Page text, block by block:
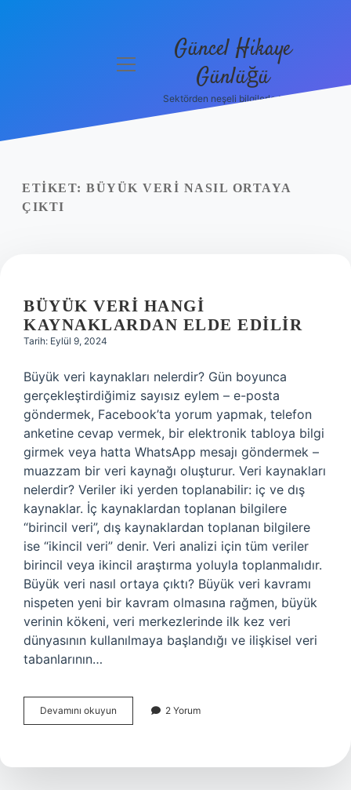
Yasal Uyarı
menüyü
Güncel Hikaye
Günlüğü
Sektörden neşeli bilgilerle tanış!
ETIKET: BÜYÜK VERI NASIL ORTAYA
ÇIKTI
BÜYÜK VERI HANGI
KAYNAKLARDAN ELDE EDILIR
Tarih: Eylül 9, 2024
Büyük veri kaynakları nelerdir? Gün boyunca
gerçekleştirdiğimiz sayısız eylem – e-posta
göndermek, Facebook’ta yorum yapmak, telefon
anketine cevap vermek, bir elektronik tabloya bilgi
girmek veya hatta WhatsApp mesajı göndermek –
muazzam bir veri kaynağı oluşturur. Veri kaynakları
nelerdir? Veriler iki yerden toplanabilir: iç ve dış
kaynaklar. İç kaynaklardan toplanan bilgilere
“birincil veri”, dış kaynaklardan toplanan bilgilere
ise “ikincil veri” denir. Veri analizi için tüm veriler
birincil veya ikincil araştırma yoluyla toplanmalıdır.
Büyük veri nasıl ortaya çıktı? Büyük veri kavramı
nispeten yeni bir kavram olmasına rağmen, büyük
verinin kökeni, veri merkezlerinde ilk kez veri
dünyasının kullanılmaya başlandığı ve ilişkisel veri
tabanlarının…
Devamını okuyun
Veri
Elde
2 Yorum